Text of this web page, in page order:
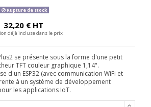
Rupture de stock
32,20 € HT
déjà incluse dans le prix
se présente sous la forme d'une petit
TFT couleur graphique 1,14".
d'un ESP32 (avec communication WiFi et
à un système de développement
les applications IoT.